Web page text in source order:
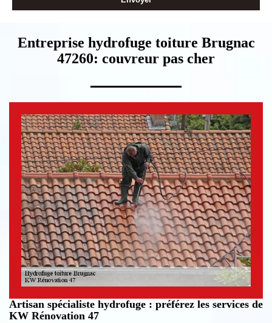
Entreprise hydrofuge toiture Brugnac
47260: couvreur pas cher
Artisan spécialiste hydrofuge : préférez les services de
KW Rénovation 47